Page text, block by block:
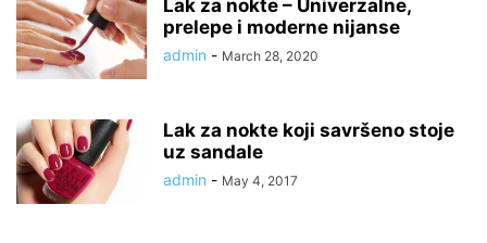
Lak za nokte – Univerzalne,
prelepe i moderne nijanse
admin - March 28, 2020
Lak za nokte koji savršeno stoje
uz sandale
admin - May 4, 2017